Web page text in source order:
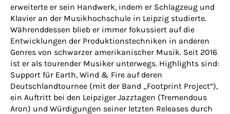
erweiterte er sein Handwerk, indem er Schlagzeug und
Klavier an der Musikhochschule in Leipzig studierte.
Währenddessen blieb er immer fokussiert auf die
Entwicklungen der Produktionstechniken in anderen
Genres von schwarzer amerikanischer Musik. Seit 2016
ist er als tourender Musiker unterwegs. Highlights sind:
Support für Earth, Wind & Fire auf deren
Deutschlandtournee (mit der Band „Footprint Project“),
ein Auftritt bei den Leipziger Jazztagen (Tremendous
Aron) und Würdigungen seiner letzten Releases durch